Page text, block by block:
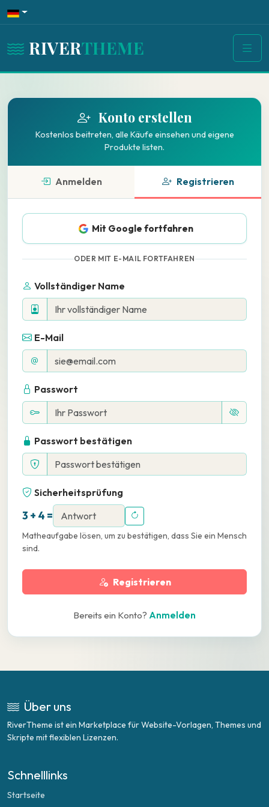
RIVERTHEME
Konto erstellen
Kostenlos beitreten, alle Käufe einsehen und eigene
Produkte listen.
Anmelden Registrieren
Mit Google fortfahren
ODER MIT E-MAIL FORTFAHREN
Vollständiger Name
E-Mail
Passwort
Passwort bestätigen
Sicherheitsprüfung
3 + 4 =
Matheaufgabe lösen, um zu bestätigen, dass Sie ein Mensch
sind.
Registrieren
Bereits ein Konto? Anmelden
Über uns
RiverTheme ist ein Marketplace für Website-Vorlagen, Themes und
Skripte mit flexiblen Lizenzen.
Schnelllinks
Startseite